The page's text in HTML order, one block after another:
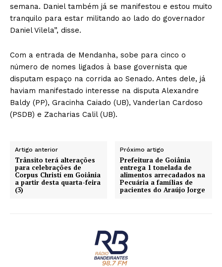
semana. Daniel também já se manifestou e estou muito
tranquilo para estar militando ao lado do governador
Daniel Vilela”, disse.
Com a entrada de Mendanha, sobe para cinco o
número de nomes ligados à base governista que
disputam espaço na corrida ao Senado. Antes dele, já
haviam manifestado interesse na disputa Alexandre
Baldy (PP), Gracinha Caiado (UB), Vanderlan Cardoso
(PSDB) e Zacharias Calil (UB).
Artigo anterior
Trânsito terá alterações
para celebrações de
Corpus Christi em Goiânia
a partir desta quarta-feira
(3)
Próximo artigo
Prefeitura de Goiânia
entrega 1 tonelada de
alimentos arrecadados na
Pecuária a famílias de
pacientes do Araújo Jorge